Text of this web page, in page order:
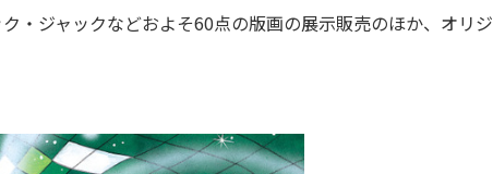
・ジャックなどおよそ60点の版画の展示販売のほか、オリジ